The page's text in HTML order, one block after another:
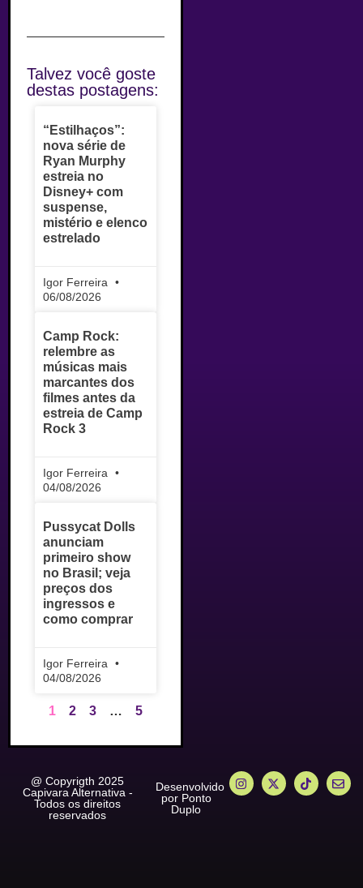
Talvez você goste
destas postagens:
“Estilhaços”:
nova série de
Ryan Murphy
estreia no
Disney+ com
suspense,
mistério e elenco
estrelado
Igor Ferreira
06/08/2026
Camp Rock:
relembre as
músicas mais
marcantes dos
filmes antes da
estreia de Camp
Rock 3
Igor Ferreira
04/08/2026
Pussycat Dolls
anunciam
primeiro show
no Brasil; veja
preços dos
ingressos e
como comprar
Igor Ferreira
04/08/2026
1 2 3 … 5
@ Copyrigth 2025
Capivara Alternativa -
Todos os direitos
reservados
Desenvolvido
por Ponto
Duplo